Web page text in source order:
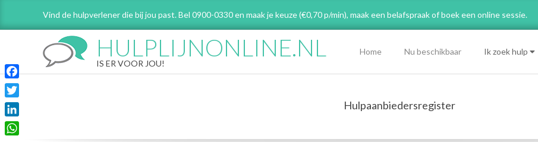
Vind de hulpverlener die bij jou past. Bel 0900-0330 en maak je keuze (€0,70 p/min), maak een belafspraakof boek een online sessie.
HULPLIJNONLINE.NL
IS ER VOOR JOU!
Menu
Home Nu beschikbaar Ik zoek hulp
Hulpaanbiedersregister
Facebook
Twitter
LinkedIn